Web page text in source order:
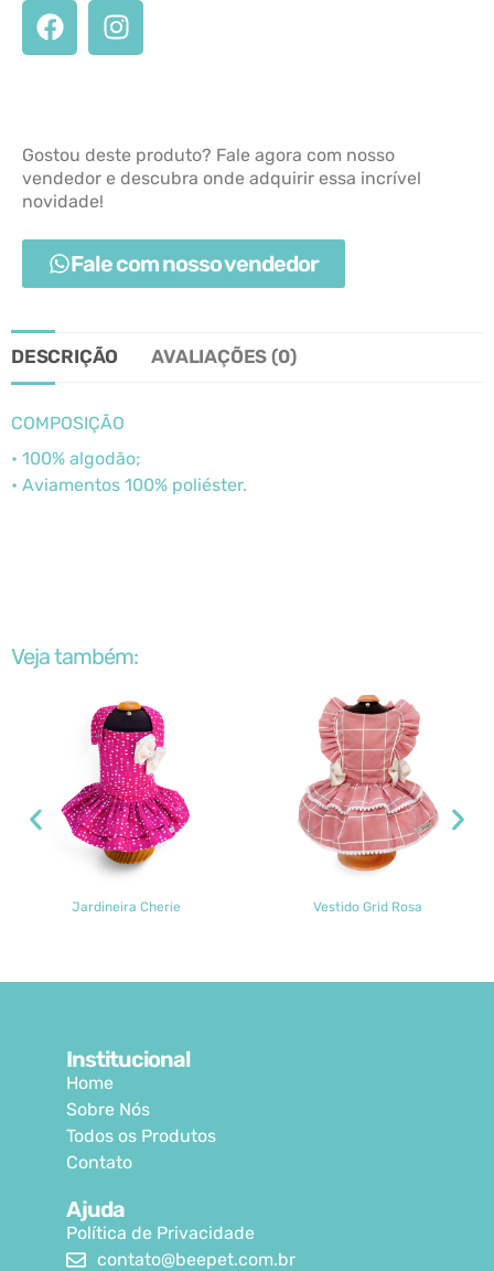
Gostou deste produto? Fale agora com nosso
vendedor e descubra onde adquirir essa incrível
novidade!
Fale com nosso vendedor
DESCRIÇÃO AVALIAÇÕES (0)
COMPOSIÇÃO
• 100% algodão;
• Aviamentos 100% poliéster.
Veja também:
Jardineira Cherie Vestido Grid Rosa
Institucional
Home
Sobre Nós
Todos os Produtos
Contato
Ajuda
Política de Privacidade
contato@beepet.com.br